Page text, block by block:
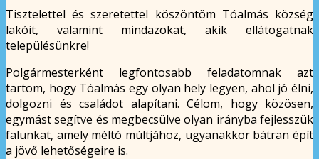
Tisztelettel és szeretettel köszöntöm Tóalmás község
lakóit, valamint mindazokat, akik ellátogatnak
településünkre!
Polgármesterként legfontosabb feladatomnak azt
tartom, hogy Tóalmás egy olyan hely legyen, ahol jó élni,
dolgozni és családot alapítani. Célom, hogy közösen,
egymást segítve és megbecsülve olyan irányba fejlesszük
falunkat, amely méltó múltjához, ugyanakkor bátran épít
a jövő lehetőségeire is.